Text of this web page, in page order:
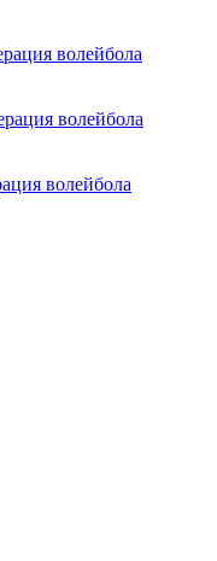
волейбола
волейбола
волейбола